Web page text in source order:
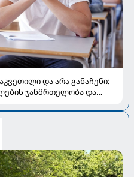
და არა განაჩენი:
ჯანმრთელობა და